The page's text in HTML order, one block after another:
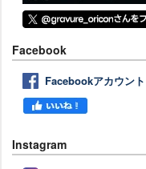
Facebook
Facebookアカウント
Instagram